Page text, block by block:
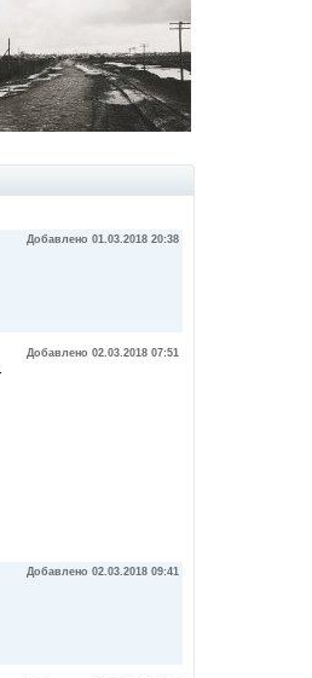
Добавлено 01.03.2018 20:38
Добавлено 02.03.2018 07:51
Добавлено 02.03.2018 09:41